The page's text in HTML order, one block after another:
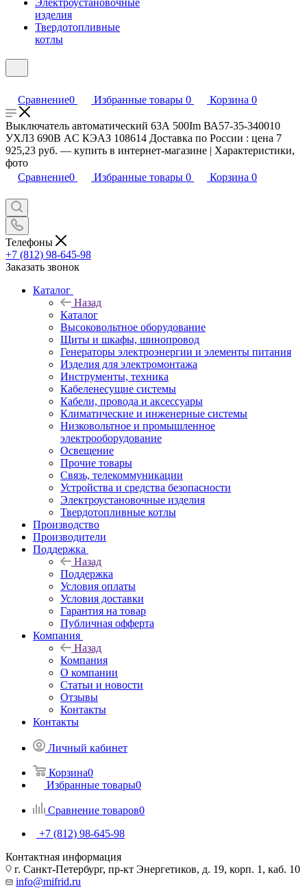
Электроустановочные
изделия
Твердотопливные
котлы
Сравнение0 Избранные товары 0 Корзина 0
Выключатель автоматический 63А 500Im ВА57-35-340010
УХЛ3 690В AC КЭАЗ 108614 Доставка по России : цена 7
925,23 руб. — купить в интернет-магазине | Характеристики,
фото
Сравнение0 Избранные товары 0 Корзина 0
Телефоны
+7 (812) 98-645-98
Заказать звонок
Каталог
Назад
Каталог
Высоковольтное оборудование
Щиты и шкафы, шинопровод
Генераторы электроэнергии и элементы питания
Изделия для электромонтажа
Инструменты, техника
Кабеленесущие системы
Кабели, провода и аксессуары
Климатические и инженерные системы
Низковольтное и промышленное
электрооборудование
Освещение
Прочие товары
Связь, телекоммуникации
Устройства и средства безопасности
Электроустановочные изделия
Твердотопливные котлы
Производство
Производители
Поддержка
Назад
Поддержка
Условия оплаты
Условия доставки
Гарантия на товар
Публичная офферта
Компания
Назад
Компания
О компании
Статьи и новости
Отзывы
Контакты
Контакты
Личный кабинет
Корзина0
Избранные товары0
Сравнение товаров0
+7 (812) 98-645-98
Контактная информация
г. Санкт-Петербург, пр-кт Энергетиков, д. 19, корп. 1, каб. 10
info@mifrid.ru